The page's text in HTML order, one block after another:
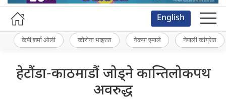
English
केपी शर्मा ओली कोरोना भाइरस नेकपा एमाले नेपाली कांग्रेस
हेटौंडा-काठमाडौं जोड्ने कान्तिलोकपथ
अवरुद्ध